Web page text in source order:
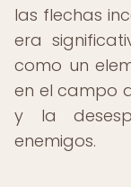
las flechas
era
como un
en el campo
y la
enemigos.